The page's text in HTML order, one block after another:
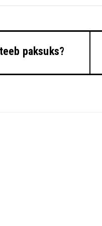
paksuks?